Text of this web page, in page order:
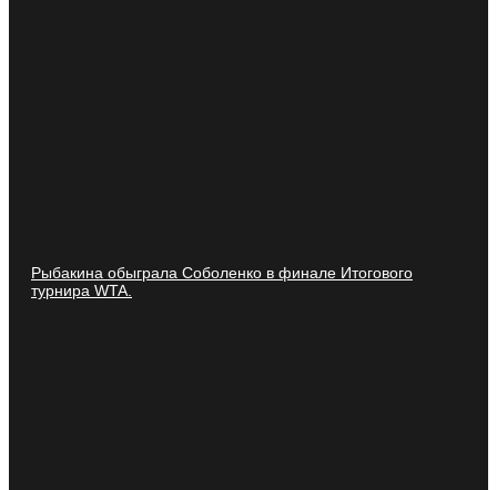
Рыбакина обыграла Соболенко в финале Итогового
турнира WTA.